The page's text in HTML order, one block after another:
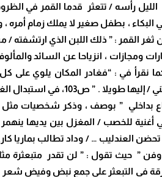
” ص70، وتشبيه البحر ، المجهش في البكاء ، بطفل
ومجازات ، انزياحا عن السائد
الشائعة والمتداولة ( لا يلوي على
” بوصف ، وذكر شخصيات مثل
في التبعثر على جمع نبض وفيض